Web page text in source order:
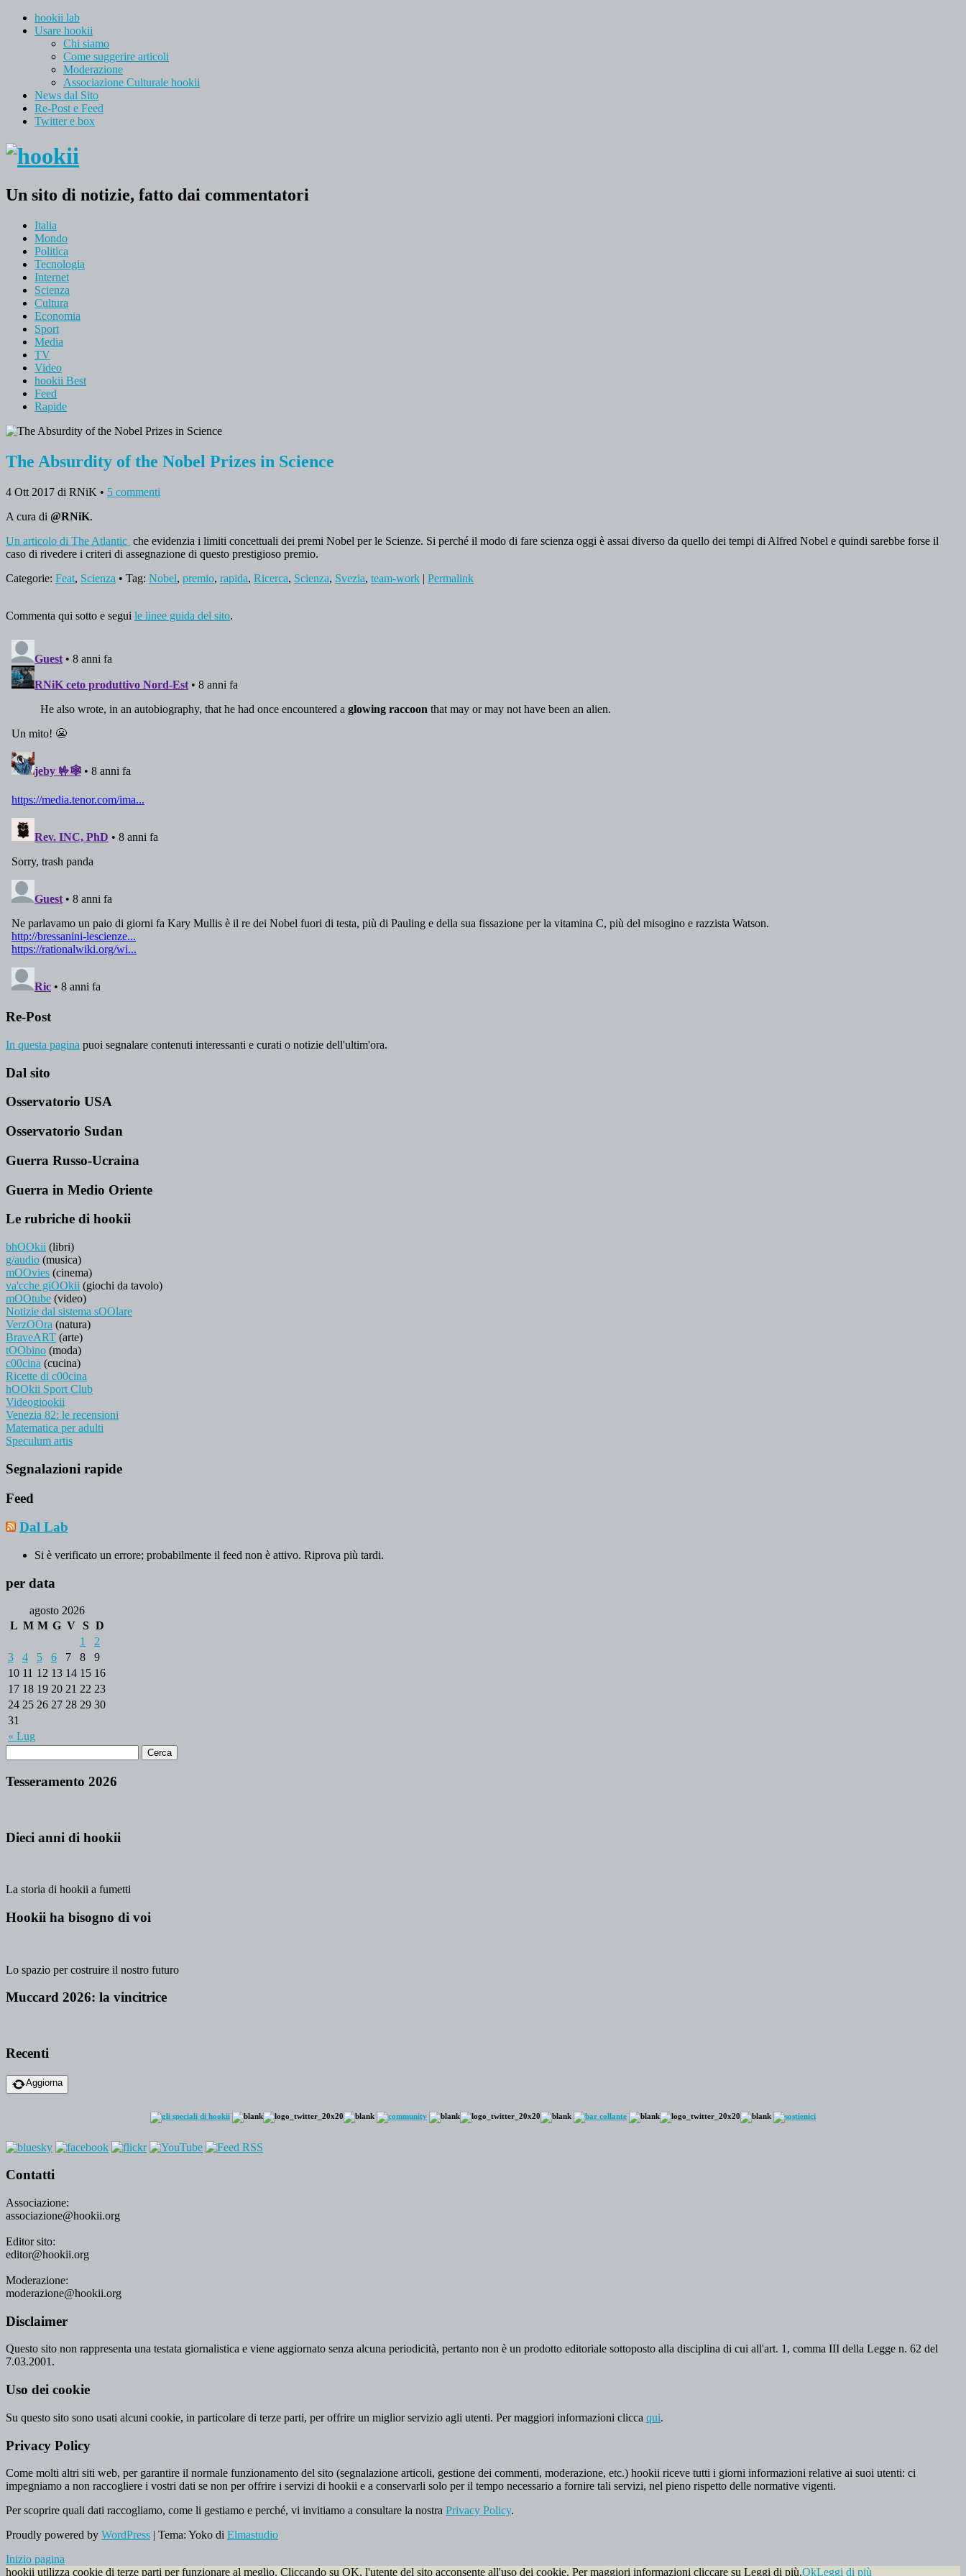
hookii lab
Usare hookii
Chi siamo
Come suggerire articoli
Moderazione
Associazione Culturale hookii
News dal Sito
Re-Post e Feed
Twitter e box
Un sito di notizie, fatto dai commentatori
Italia
Mondo
Politica
Tecnologia
Internet
Scienza
Cultura
Economia
Sport
Media
TV
Video
hookii Best
Feed
Rapide
The Absurdity of the Nobel Prizes in Science
4 Ott 2017 di RNiK • 5 commenti
A cura di @RNiK.
Un articolo di The Atlantic che evidenzia i limiti concettuali dei premi Nobel per le Scienze. Si perché il modo di fare scienza oggi è assai diverso da quello dei tempi di Alfred Nobel e quindi sarebbe forse il
caso di rivedere i criteri di assegnazione di questo prestigioso premio.
Categorie: Feat, Scienza • Tag: Nobel, premio, rapida, Ricerca, Scienza, Svezia, team-work | Permalink
Commenta qui sotto e segui le linee guida del sito.
Re-Post
In questa pagina puoi segnalare contenuti interessanti e curati o notizie dell'ultim'ora.
Dal sito
Osservatorio USA
Osservatorio Sudan
Guerra Russo-Ucraina
Guerra in Medio Oriente
Le rubriche di hookii
bhOOkii (libri)
g/audio (musica)
mOOvies (cinema)
va'cche giOOkii (giochi da tavolo)
mOOtube (video)
Notizie dal sistema sOOlare
VerzOOra (natura)
BraveART (arte)
tOObino (moda)
c00cina (cucina)
Ricette di c00cina
hOOkii Sport Club
Videogiookii
Venezia 82: le recensioni
Matematica per adulti
Speculum artis
Segnalazioni rapide
Feed
Dal Lab
Si è verificato un errore; probabilmente il feed non è attivo. Riprova più tardi.
per data
agosto 2026
L M M G V S D
« Lug
1
2
3
4 5 6 7 8
9
10 11 12 13 14 15 16
17 18 19 20 21 22 23
24 25 26 27 28 29 30
31
Tesseramento 2026
Dieci anni di hookii
La storia di hookii a fumetti
Hookii ha bisogno di voi
Lo spazio per costruire il nostro futuro
Muccard 2026: la vincitrice
Recenti
Aggiorna
Contatti
Associazione:
associazione@hookii.org
Editor sito:
editor@hookii.org
Moderazione:
moderazione@hookii.org
Disclaimer
Questo sito non rappresenta una testata giornalistica e viene aggiornato senza alcuna periodicità, pertanto non è un prodotto editoriale sottoposto alla disciplina di cui all'art. 1, comma III della Legge n. 62 del
7.03.2001.
Uso dei cookie
Su questo sito sono usati alcuni cookie, in particolare di terze parti, per offrire un miglior servizio agli utenti. Per maggiori informazioni clicca qui.
Privacy Policy
Come molti altri siti web, per garantire il normale funzionamento del sito (segnalazione articoli, gestione dei commenti, moderazione, etc.) hookii riceve tutti i giorni informazioni relative ai suoi utenti: ci
impegniamo a non raccogliere i vostri dati se non per offrire i servizi di hookii e a conservarli solo per il tempo necessario a fornire tali servizi, nel pieno rispetto delle normative vigenti.
Per scoprire quali dati raccogliamo, come li gestiamo e perché, vi invitiamo a consultare la nostra Privacy Policy.
Proudly powered by WordPress | Tema: Yoko di Elmastudio
Inizio pagina
hookii utilizza cookie di terze parti per funzionare al meglio. Cliccando su OK, l'utente del sito acconsente all'uso dei cookie. Per maggiori informazioni cliccare su Leggi di più.OkLeggi di più